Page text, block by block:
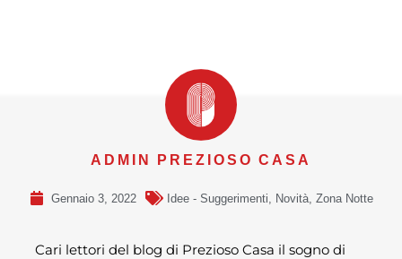
ADMIN PREZIOSO CASA
Gennaio 3, 2022 Idee - Suggerimenti Novità, Zona Notte
Cari lettori del blog di Prezioso Casa il sogno di